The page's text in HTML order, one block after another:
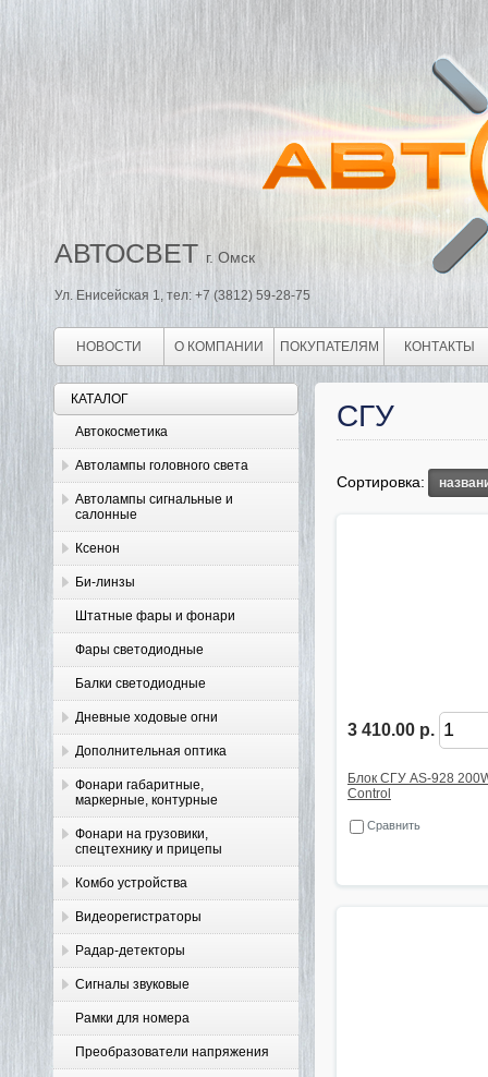
АВТОСВЕТ г. Омск
Ул. Енисейская 1, тел: +7 (3812) 59-28-75
НОВОСТИ О КОМПАНИИ ПОКУПАТЕЛЯМ КОНТАКТЫ
КАТАЛОГ
Автокосметика
Автолампы головного света
Автолампы сигнальные и
салонные
Ксенон
Би-линзы
Штатные фары и фонари
Фары светодиодные
Балки светодиодные
Дневные ходовые огни
Дополнительная оптика
Фонари габаритные,
маркерные, контурные
Фонари на грузовики,
спецтехнику и прицепы
Комбо устройства
Видеорегистраторы
Радар-детекторы
Сигналы звуковые
Рамки для номера
Преобразователи напряжения
СГУ
Сортировка:
3 410.00 р.
Блок СГУ AS-928
Control
Сравнить